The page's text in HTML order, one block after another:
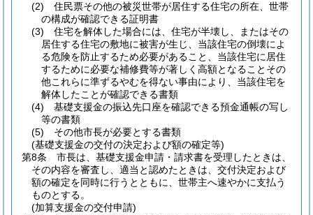
(2)
住民票その他の被災世帯が居住する住宅の所在、世帯
の構成が確認できる証明書
(3)
住宅を解体した場合には、住宅が半壊し、またはその
居住する住宅の敷地に被害が生じ、当該住宅の倒壊によ
る危険を防止するため必要があること、当該住宅に居住
するために必要な補修費等が著しく高額となることその
他これらに準ずるやむを得ない事由により、当該住宅を
解体したことが確認できる書類
(4)
基礎支援金の振込先口座を確認できる預金通帳の写し
等の書類
(5)
その他市長が必要とする書類
(基礎支援金の交付の決定および額の確定等)
第8条
市長は、基礎支援金申請・請求書を受理したときは、
その内容を審査し、適当と認めたときは、交付決定および
額の確定を同時に行うとともに、世帯主へ速やかに支払う
ものとする。
(加算支援金の交付申請)